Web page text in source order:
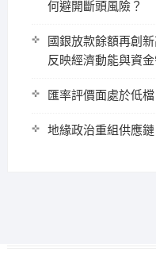
何避開斷頭風險？
國銀放款餘額再創
反映經濟動能與資
匯率評價面處於低
地緣政治重組供應